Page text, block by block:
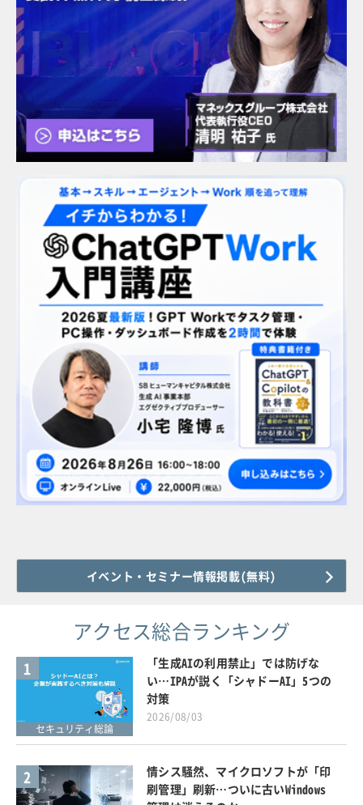
イベント・セミナー情報掲載(無料)
アクセス総合ランキング
1
セキュリティ総論
「生成AIの利用禁止」では防げな
い…IPAが説く「シャドーAI」5つの
対策
2026/08/03
2
情シス騒然、マイクロソフトが「印
刷管理」刷新…ついに古いWindows